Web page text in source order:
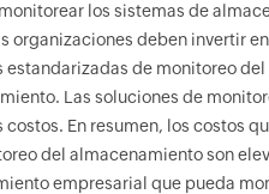
los sistemas de
deben invertir
de monitoreo
Las soluciones de
En resumen, los costos
del almacenamiento son
empresarial que pueda